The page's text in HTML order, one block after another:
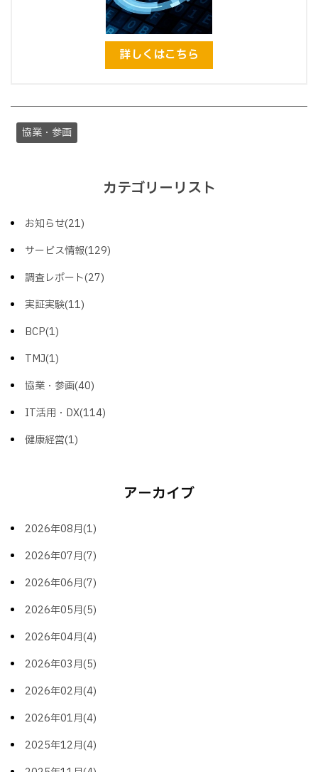
詳しくはこちら
協業・参画
カテゴリーリスト
お知らせ(21)
サービス情報(129)
調査レポート(27)
実証実験(11)
BCP(1)
TMJ(1)
協業・参画(40)
IT活用・DX(114)
健康経営(1)
アーカイブ
2026年08月(1)
2026年07月(7)
2026年06月(7)
2026年05月(5)
2026年04月(4)
2026年03月(5)
2026年02月(4)
2026年01月(4)
2025年12月(4)